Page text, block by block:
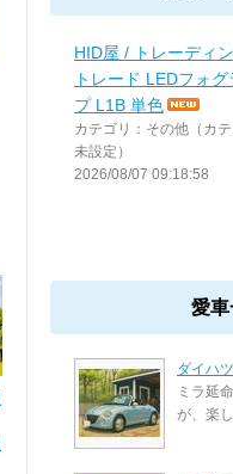
HID屋 / トレーディ
トレード LEDフォグ
プ L1B 単色
カテゴリ：その他（カテ
未設定）
2026/08/07 09:18:58
愛
ダイハ
ミラ延
が、楽